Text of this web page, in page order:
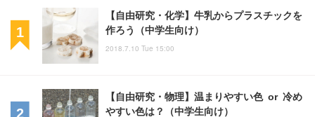
【自由研究・化学】牛乳からプラスチックを
作ろう（中学生向け）
2018.7.10 Tue 15:00
【自由研究・物理】温まりやすい色 or 冷め
やすい色は？（中学生向け）